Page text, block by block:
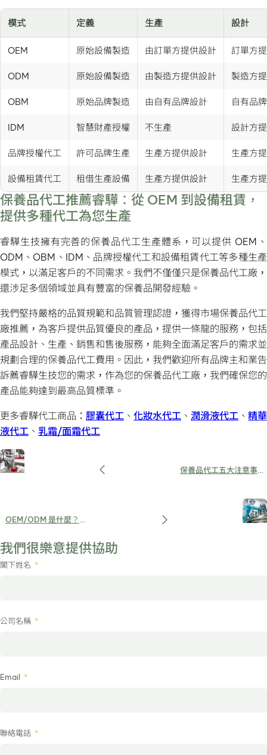
模式 定義 生產 設計
OEM 原始設備製造 由訂單方提供設計 訂單方
ODM 原始設備製造 由製造方提供設計 製造方
OBM 原始品牌製造 由自有品牌設計 自有品
IDM 智慧財產授權 不生產 設計方
品牌授權代工 許可品牌生產 生產方提供設計 生產方
設備租賃代工 租借生產設備 生產方提供設計 生產方
保養品代工推薦睿驊：從 OEM 到設備租賃，
提供多種代工為您生產
睿驊生技擁有完善的保養品代工生產體系，可以提供 OEM、
ODM、OBM、IDM、品牌授權代工和設備租賃代工等多種生產
模式，以滿足客戶的不同需求。我們不僅僅只是保養品代工廠，
還涉足多個領域並具有豐富的保養品開發經驗。
我們堅持嚴格的品質規範和品質管理認證，獲得市場保養品代工
廠推薦，為客戶提供品質優良的產品，提供一條龍的服務，包括
產品設計、生產、銷售和售後服務，能夠全面滿足客戶的需求並
規劃合理的保養品代工費用。因此，我們歡迎所有品牌主和業告
訴薦睿驊生技您的需求，作為您的保養品代工廠，我們確保您的
產品能夠達到最高品質標準。
更多睿驊代工商品： 膠囊代工 、 化妝水代工 、 潤滑液代工 、 精華
液代工 、 乳霜/面霜代工
保養品代工五大注意事
選對安全有品質的代工廠
OEM/ODM 是什麼？保
裝、打樣、小量、費用該
我們很樂意提供協助
閣下姓名
公司名稱
Email
聯絡電話